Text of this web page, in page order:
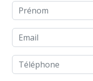
Prénom
Email
Téléphone